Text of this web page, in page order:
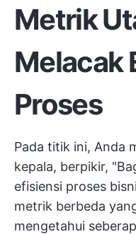
Metrik
Melacak
Proses
Pada titik ini, Anda
kepala, berpikir,
efisiensi proses
metrik berbeda
mengetahui